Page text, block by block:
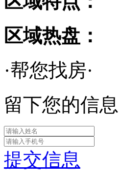
区域热盘：
·帮您找房·
留下您的信
提交信息